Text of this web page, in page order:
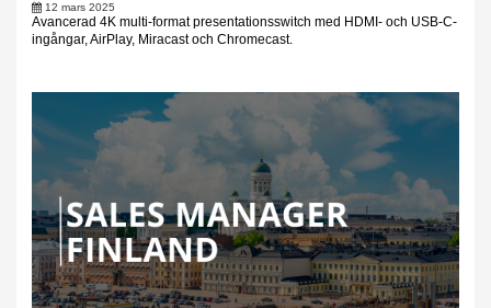
12 mars 2025
Avancerad 4K multi-format presentationsswitch med HDMI- och USB-C-
ingångar, AirPlay, Miracast och Chromecast.